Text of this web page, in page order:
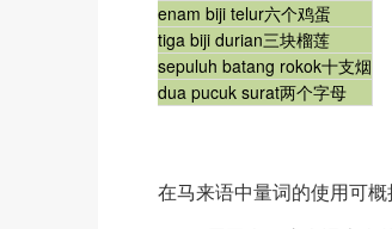
enam biji telur六个鸡蛋
tiga biji durian三块榴莲
sepuluh batang rokok十支烟
dua pucuk surat两个字母
在马来语中量词的使用可概